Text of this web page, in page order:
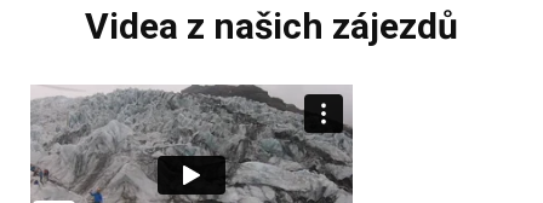
Videa z našich zájezdů